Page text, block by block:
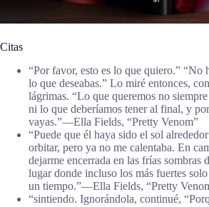
Citas
“Por favor, esto es lo que quiero.” “No
lo que deseabas.” Lo miré entonces,
lágrimas. “Lo que queremos no
ni lo que deberíamos tener al final, y
vayas.”―Ella Fields, “Pretty Venom”
“Puede que él haya sido el sol
orbitar, pero ya no me calentaba. En
dejarme encerrada en las frías sombras
lugar donde incluso los más fuertes
un tiempo.”―Ella Fields, “Pretty
“sintiendo. Ignorándola, continué,